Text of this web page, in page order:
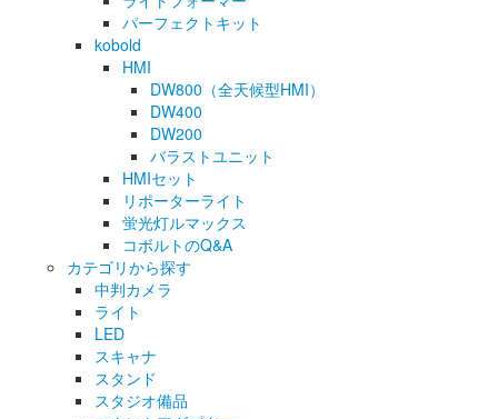
パーフェクトキット
kobold
HMI
DW800（全天候型HMI）
DW400
DW200
バラストユニット
HMIセット
リポーターライト
蛍光灯ルマックス
コボルトのQ&A
カテゴリから探す
中判カメラ
ライト
LED
スキャナ
スタンド
スタジオ備品